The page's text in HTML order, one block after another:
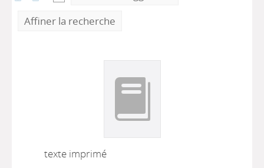
Affiner la recherche
texte imprimé